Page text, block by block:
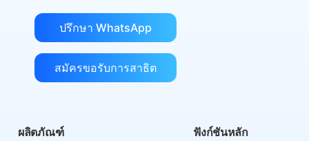
ปรึกษา WhatsApp
สมัครขอรับการสาธิต
ผลิตภัณฑ์ ฟังก์ชันหลัก